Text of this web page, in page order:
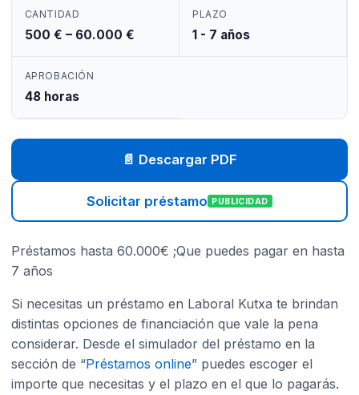
CANTIDAD
500 € – 60.000 €
PLAZO
1 - 7 años
APROBACIÓN
48 horas
📄 Descargar PDF
Solicitar préstamo PUBLICIDAD
Préstamos hasta 60.000€ ;Que puedes pagar en hasta
7 años
Si necesitas un préstamo en Laboral Kutxa te brindan
distintas opciones de financiación que vale la pena
considerar. Desde el simulador del préstamo en la
sección de “Préstamos online” puedes escoger el
importe que necesitas y el plazo en el que lo pagarás.